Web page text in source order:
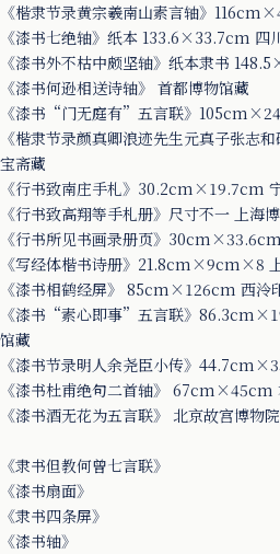
《楷隶节录黄宗羲南山素言轴》
《漆书七绝轴》纸本 133.6×33.7cm 四
《漆书外不枯中颇坚轴》纸本隶书
《漆书何逊相送诗轴》 首都博物馆藏
《漆书“门无庭有”五言联》
《楷隶节录颜真卿浪迹先生元真子张
宝斋藏
《行书致南庄手札》30.2cm×19.7cm
《行书致高翔等手札册》尺寸不一 上海
《行书所见书画录册页》
《写经体楷书诗册》21.8cm×9cm×8
《漆书相鹤经屏》 85cm×126cm 西泠
《漆书“素心即事”五言联》
馆藏
《漆书节录明人余尧臣小传》
《漆书杜甫绝句二首轴》 67cm×45cm
《漆书酒无花为五言联》 北京故宫博物
《隶书但教何曾七言联》
《漆书扇面》
《隶书四条屏》
《漆书轴》